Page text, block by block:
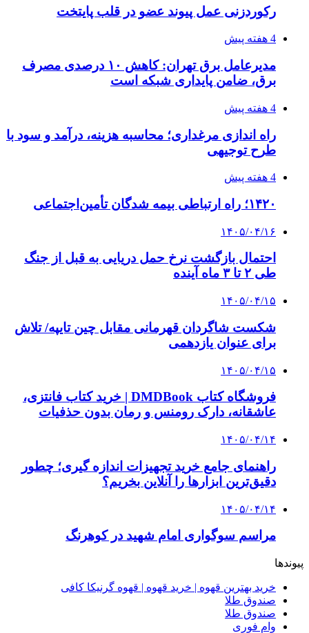
رکوردزنی عمل پیوند عضو در قلب پایتخت
4 هفته پیش
مدیرعامل برق تهران: کاهش ۱۰ درصدی مصرف
برق، ضامن پایداری شبکه است
4 هفته پیش
راه اندازی مرغداری؛ محاسبه هزینه، درآمد و سود با
طرح توجیهی
4 هفته پیش
۱۴۲۰؛ راه ارتباطی بیمه شدگان تأمین‌اجتماعی
۱۴۰۵/۰۴/۱۶
احتمال بازگشت نرخ حمل دریایی به قبل از جنگ
طی ۲ تا ۳ ماه آینده
۱۴۰۵/۰۴/۱۵
شکست شاگردان قهرمانی مقابل چین تایپه/ تلاش
برای عنوان یازدهمی
۱۴۰۵/۰۴/۱۵
فروشگاه کتاب DMDBook | خرید کتاب فانتزی،
عاشقانه، دارک رومنس و رمان بدون حذفیات
۱۴۰۵/۰۴/۱۴
راهنمای جامع خرید تجهیزات اندازه گیری؛ چطور
دقیق‌ترین ابزارها را آنلاین بخریم؟
۱۴۰۵/۰۴/۱۴
مراسم سوگواری امام شهید در کوهرنگ
پیوندها
خرید بهترین قهوه | خرید قهوه | قهوه گرنیکا کافی
صندوق طلا
صندوق طلا
وام فوری